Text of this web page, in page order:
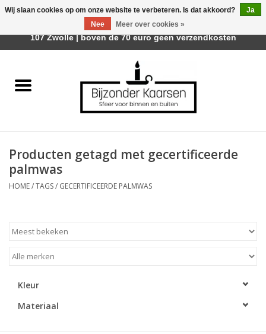
Räder Design Stories
Geurkaarsen
Tafelhaarden
Kaarsenhouders
LED Kaarsen
Producten getagd met gecertificeerde
palmwas
HOME/TAGS/ GECERTIFICEERDE PALMWAS
Kleur
Materiaal
Wij slaan cookies op om onze website te verbeteren. Is dat akkoord?
Ja
Nee
Meer over cookies »
Afhalen is mogelijk bij Trotz Woon & Cadeau | Belvederelaan
107 Zwolle | boven de 70 euro geen verzendkosten